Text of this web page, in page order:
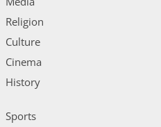
Religion
Culture
Cinema
History
Sports